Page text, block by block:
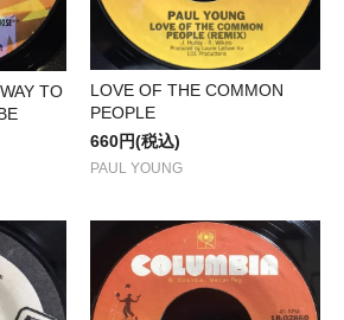
TO
LOVE OF THE COMMON
PEOPLE
660円(税込)
PAUL YOUNG